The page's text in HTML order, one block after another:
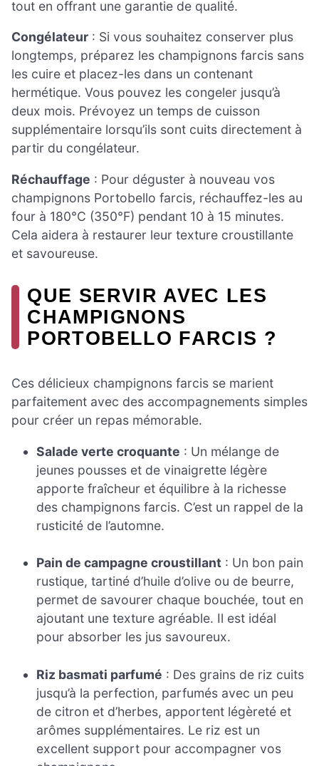
tout en offrant une garantie de qualité.
Congélateur : Si vous souhaitez conserver plus
longtemps, préparez les champignons farcis sans
les cuire et placez-les dans un contenant
hermétique. Vous pouvez les congeler jusqu’à
deux mois. Prévoyez un temps de cuisson
supplémentaire lorsqu’ils sont cuits directement à
partir du congélateur.
Réchauffage : Pour déguster à nouveau vos
champignons Portobello farcis, réchauffez-les au
four à 180°C (350°F) pendant 10 à 15 minutes.
Cela aidera à restaurer leur texture croustillante
et savoureuse.
QUE SERVIR AVEC LES
CHAMPIGNONS
PORTOBELLO FARCIS ?
Ces délicieux champignons farcis se marient
parfaitement avec des accompagnements simples
pour créer un repas mémorable.
Salade verte croquante : Un mélange de
jeunes pousses et de vinaigrette légère
apporte fraîcheur et équilibre à la richesse
des champignons farcis. C’est un rappel de la
rusticité de l’automne.
Pain de campagne croustillant : Un bon pain
rustique, tartiné d’huile d’olive ou de beurre,
permet de savourer chaque bouchée, tout en
ajoutant une texture agréable. Il est idéal
pour absorber les jus savoureux.
Riz basmati parfumé : Des grains de riz cuits
jusqu’à la perfection, parfumés avec un peu
de citron et d’herbes, apportent légèreté et
arômes supplémentaires. Le riz est un
excellent support pour accompagner vos